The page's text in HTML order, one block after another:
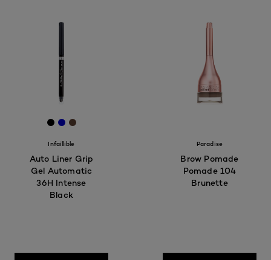
[Color]: #000000
[Color]: #0000cc
[Color]: #5C4033
Infaillible
Auto Liner Grip
Gel Automatic
36H Intense
Black
Paradise
Brow Pomade
Pomade 104
Brunette